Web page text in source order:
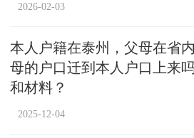
2026-02-03
本人户籍在泰州，父母在省
母的户口迁到本人户口上来
和材料？
2025-12-04